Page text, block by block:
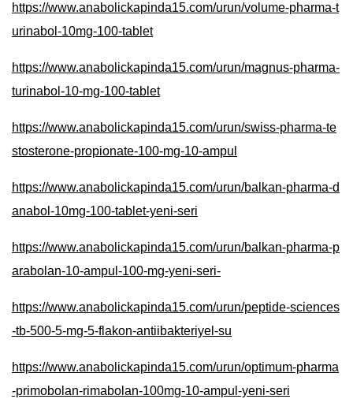
https://www.anabolickapinda15.com/urun/volume-pharma-t
urinabol-10mg-100-tablet
https://www.anabolickapinda15.com/urun/magnus-pharma-
turinabol-10-mg-100-tablet
https://www.anabolickapinda15.com/urun/swiss-pharma-te
stosterone-propionate-100-mg-10-ampul
https://www.anabolickapinda15.com/urun/balkan-pharma-d
anabol-10mg-100-tablet-yeni-seri
https://www.anabolickapinda15.com/urun/balkan-pharma-p
arabolan-10-ampul-100-mg-yeni-seri-
https://www.anabolickapinda15.com/urun/peptide-sciences
-tb-500-5-mg-5-flakon-antiibakteriyel-su
https://www.anabolickapinda15.com/urun/optimum-pharma
-primobolan-rimabolan-100mg-10-ampul-yeni-seri